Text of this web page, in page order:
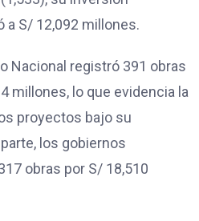
S/ 12,092 millones.
Nacional registró 391 obras
millones, lo que evidencia la
proyectos bajo su
los gobiernos
obras por S/ 18,510